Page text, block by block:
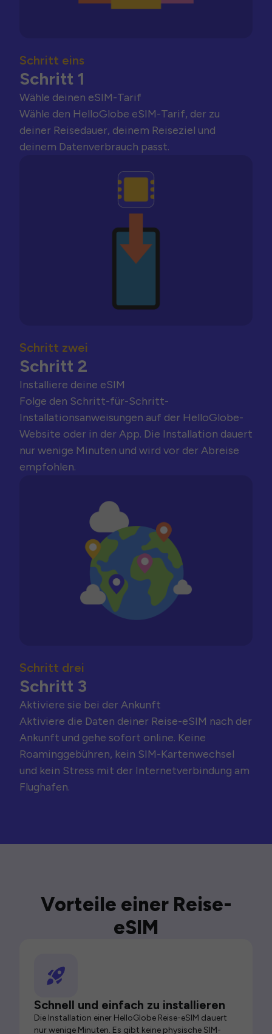
Schritt eins
Schritt 1
Wähle deinen eSIM-Tarif
Wähle den HelloGlobe eSIM-Tarif, der zu
deiner Reisedauer, deinem Reiseziel und
deinem Datenverbrauch passt.
Schritt zwei
Schritt 2
Installiere deine eSIM
Folge den Schritt-für-Schritt-
Installationsanweisungen auf der HelloGlobe-
Website oder in der App. Die Installation dauert
nur wenige Minuten und wird vor der Abreise
empfohlen.
Schritt drei
Schritt 3
Aktiviere sie bei der Ankunft
Aktiviere die Daten deiner Reise-eSIM nach der
Ankunft und gehe sofort online. Keine
Roaminggebühren, kein SIM-Kartenwechsel
und kein Stress mit der Internetverbindung am
Flughafen.
Vorteile einer Reise-
eSIM
Schnell und einfach zu installieren
Die Installation einer HelloGlobe Reise-eSIM dauert
nur wenige Minuten. Es gibt keine physische SIM-